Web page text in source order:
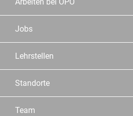
Arbeiten bei OPO
Jobs
Lehrstellen
Standorte
Team